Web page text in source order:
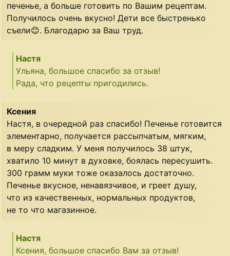
печенье, а больше готовить по Вашим рецептам.
Получилось очень вкусно! Дети все быстренько
съели😊. Благодарю за Ваш труд.
Настя
Ульяна, большое спасибо за отзыв!
Рада, что рецепты пригодились.
Ксения
Настя, в очередной раз спасибо! Печенье готовится
элементарно, получается рассыпчатым, мягким,
в меру сладким. У меня получилось 38 штук,
хватило 10 минут в духовке, боялась пересушить.
300 грамм муки тоже оказалось достаточно.
Печенье вкусное, ненавязчивое, и греет душу,
что из качественных, нормальных продуктов,
не то что магазинное.
Настя
Ксения, большое спасибо Вам за отзыв!